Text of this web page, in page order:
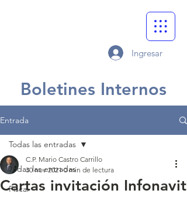
Ingresar
Boletines Internos
Entrada
Todas las entradas
Fiscal
Todas las entradas
Cartas invitación Infonavit
C.P. Mario Castro Carrillo
30 nov 2021 0 min de lectura